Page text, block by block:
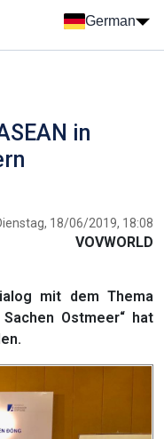
German
in
18/06/2019, 18:08
VOVWORLD
mit dem Thema
Ostmeer“ hat